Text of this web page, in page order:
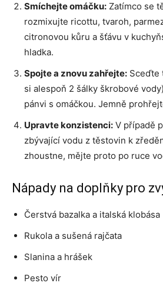
Smíchejte omáčku: Zatímco se
rozmixujte ricottu, tvaroh,
citronovou kůru a šťávu v
hladka.
Spojte a znovu zahřejte: Sceďte
si alespoň 2 šálky škrobové
pánvi s omáčkou. Jemně
Upravte konzistenci: V případě
zbývající vodu z těstovin k
zhoustne, mějte proto po ruce
Nápady na doplňky pro
Čerstvá bazalka a italská klobása
Rukola a sušená rajčata
Slanina a hrášek
Pesto vír